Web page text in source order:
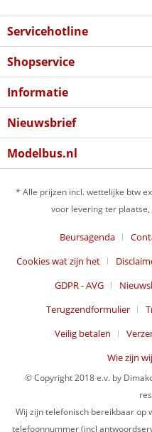
Servicehotline
Shopservice
Informatie
Nieuwsbrief
Modelbus.nl
* Alle prijzen incl. wettelijke btw
voor levering ter
Beursagenda
Cookies wat zijn het
GDPR - AVG
Terugzendformulier
Veilig betalen
Wie zijn
© Copyright 2018 e.v. by
Wij zijn telefonisch bereikbaar op
telefoonnummer (incl